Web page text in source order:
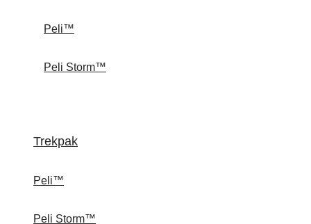
Peli™
Peli Storm™
Trekpak
Peli™
Peli Storm™